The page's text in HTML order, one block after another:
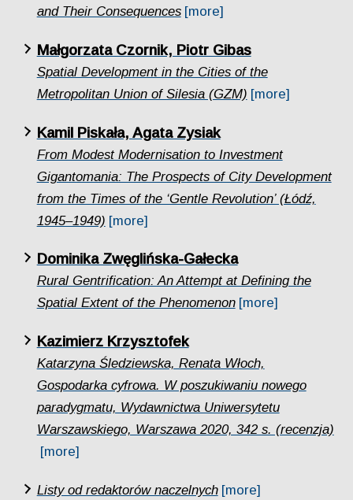
and Their Consequences [more]
Małgorzata Czornik, Piotr Gibas
Spatial Development in the Cities of the
Metropolitan Union of Silesia (GZM) [more]
Kamil Piskała, Agata Zysiak
From Modest Modernisation to Investment
Gigantomania: The Prospects of City Development
from the Times of the ‘Gentle Revolution’ (Łódź,
1945–1949) [more]
Dominika Zwęglińska-Gałecka
Rural Gentrification: An Attempt at Defining the
Spatial Extent of the Phenomenon [more]
Kazimierz Krzysztofek
Katarzyna Śledziewska, Renata Włoch,
Gospodarka cyfrowa. W poszukiwaniu nowego
paradygmatu, Wydawnictwa Uniwersytetu
Warszawskiego, Warszawa 2020, 342 s. (recenzja)
[more]
Listy od redaktorów naczelnych [more]